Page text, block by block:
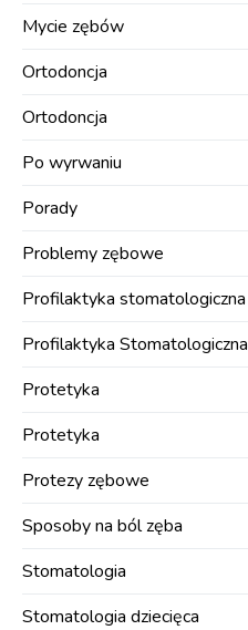
Mycie zębów
Ortodoncja
Ortodoncja
Po wyrwaniu
Porady
Problemy zębowe
Profilaktyka stomatologiczna
Profilaktyka Stomatologiczna
Protetyka
Protetyka
Protezy zębowe
Sposoby na ból zęba
Stomatologia
Stomatologia dziecięca